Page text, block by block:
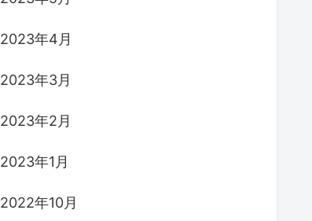
2023年4月
2023年3月
2023年2月
2023年1月
2022年10月